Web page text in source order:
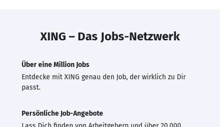
XING – Das Jobs-Netzwerk
Über eine Million Jobs
Entdecke mit XING genau den Job, der wirklich zu Dir
passt.
Persönliche Job-Angebote